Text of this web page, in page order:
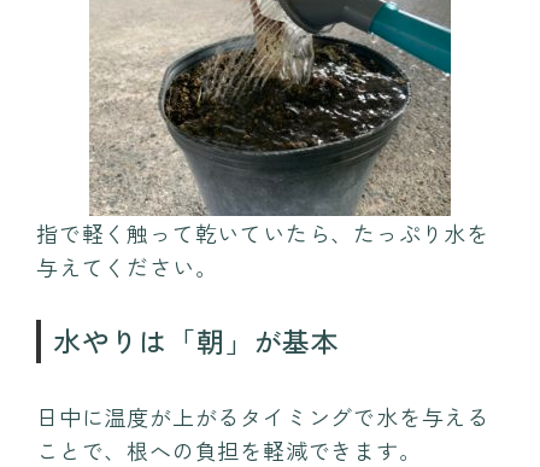
指で軽く触って乾いていたら、たっぷり水を
与えてください。
水やりは「朝」が基本
日中に温度が上がるタイミングで水を与える
ことで、根への負担を軽減できます。